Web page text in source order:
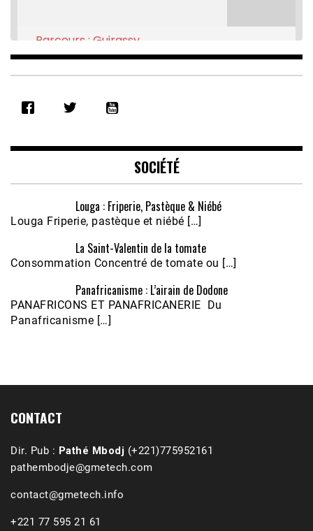
RSS FEED
EMBED
Parcours : Guirassy
Feb 16, 2021 • 28:08
Écoutez le parcours de Claudiane Kapia
Nobana (Podologue)
Feb 24, 2021 • 28mn
SOCIÉTÉ
Louga : Friperie, Pastèque & Niébé
Louga Friperie, pastèque et niébé […]
La Saint-Valentin de la tomate
Consommation Concentré de tomate ou […]
Panafricanisme : L’airain de Dodone
PANAFRICONS ET PANAFRICANERIE Du
Panafricanisme […]
CONTACT
Dir. Pub : Pathé Mbodj (+221)775952161
pathembodje@gmetech.com
contact@gmetech.info
+221 77 595 21 61